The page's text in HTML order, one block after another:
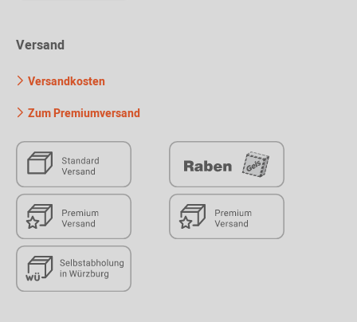
Versand
Versandkosten
Zum Premiumversand